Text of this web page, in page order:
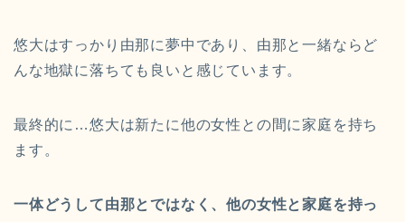
悠大はすっかり由那に夢中であり、由那と一緒ならど
んな地獄に落ちても良いと感じています。
最終的に…悠大は新たに他の女性との間に家庭を持ち
ます。
一体どうして由那とではなく、他の女性と家庭を持っ